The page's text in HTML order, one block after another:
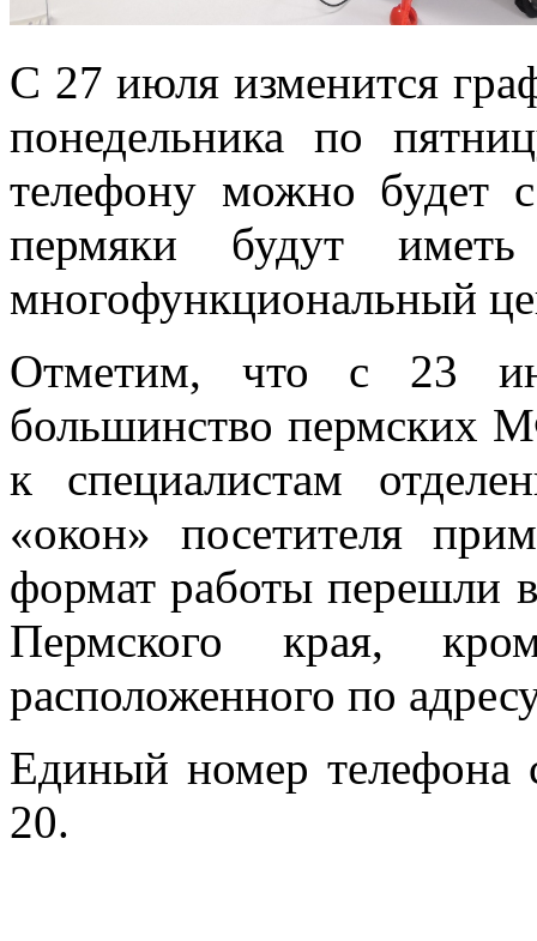
С 27 июля изменится
понедельника по
телефону можно будет
пермяки будут
многофункциональный
Отметим, что с 23
большинство пермских
к специалистам
«окон» посетителя
формат работы перешли
Пермского края,
расположенного по
Единый номер
20.